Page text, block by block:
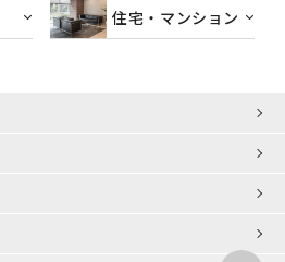
住宅・マンション